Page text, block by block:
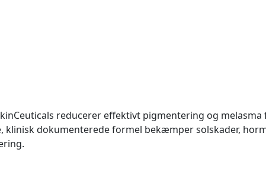
reducerer effektivt pigmentering og melasma
klinisk dokumenterede formel bekæmper solskader,